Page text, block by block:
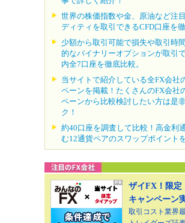
世界の株価指数や金、原油など注
ディティを取引できるCFD口座を
少額から取引可能で損失や取引時
的なバイナリーオプションが取引
内全7口座を徹底比較。
当サイトで紹介している全FX会社
ペーンを掲載！たくさんのFX会社
ペーンから比較検討したい方は是
ク！
約40口座を調査して比較！高金利
む12通貨ペアのスワップポイント
ザイFX！限定
キャンペーン
取引コスト業界